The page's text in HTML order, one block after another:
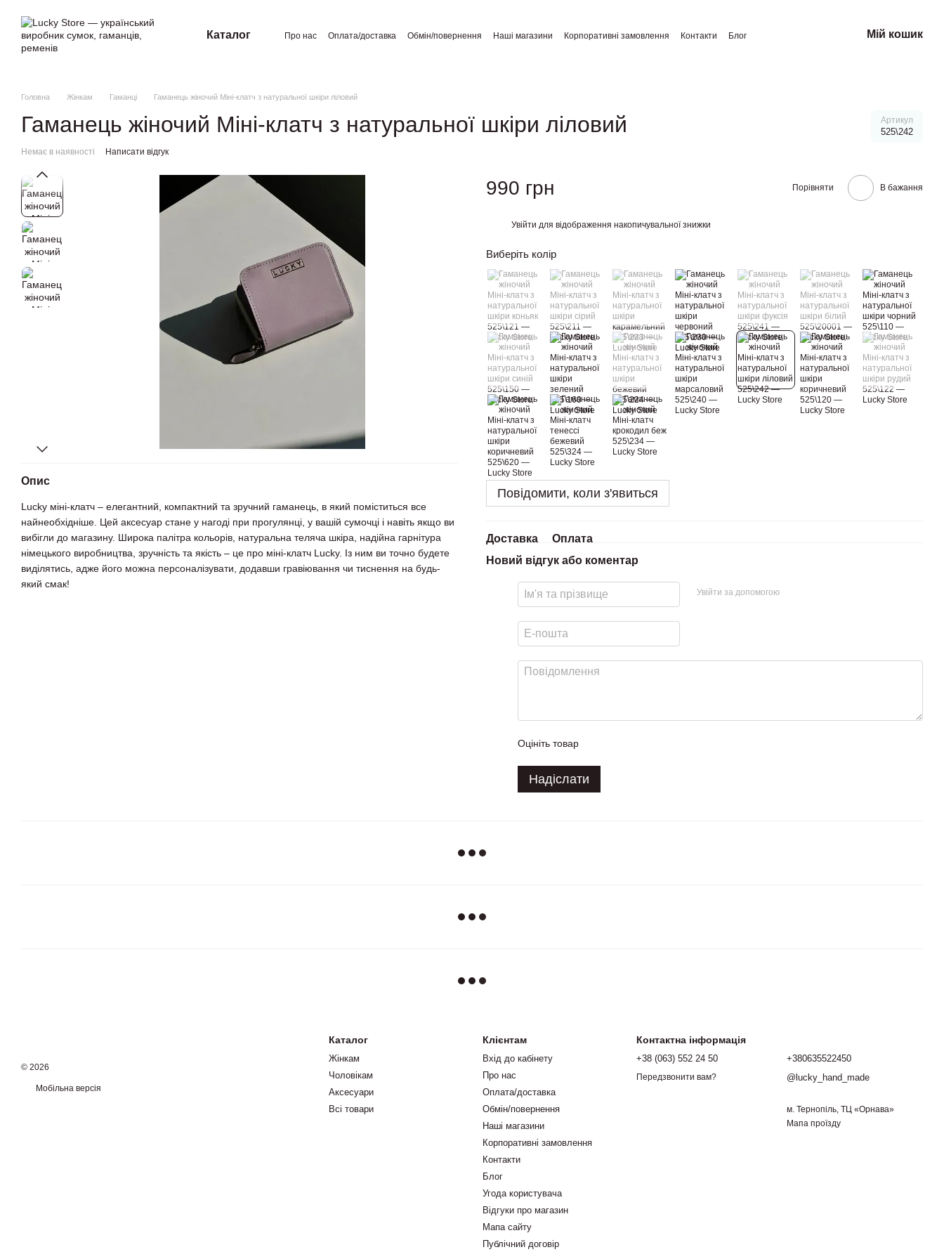
Каталог Про нас Оплата/доставка Обмін/повернення Наші магазини Корпоративні замовлення Контакти
Блог
Мій кошик
Головна Жінкам Гаманці Гаманець жіночий Міні-клатч з натуральної шкіри ліловий
Гаманець жіночий Міні-клатч з натуральної шкіри ліловий Артикул
525\242
Немає в наявності Написати відгук
Опис
Lucky міні-клатч – елегантний, компактний та зручний гаманець, в який поміститься все
найнеобхідніше. Цей аксесуар стане у нагоді при прогулянці, у вашій сумочці і навіть якщо ви
вибігли до магазину. Широка палітра кольорів, натуральна теляча шкіра, надійна гарнітура
німецького виробництва, зручність та якість – це про міні-клатч Lucky. Із ним ви точно будете
виділятись, адже його можна персоналізувати, додавши гравіювання чи тиснення на будь-
який смак!
990 грн Порівняти В бажання
Увійти для відображення накопичувальної знижки
Виберіть колір
Повідомити, коли з'явиться
Доставка
Оплата
Новий відгук або коментар
Увійти за допомогою
Оцініть товар
Надіслати
© 2026
Мобільна версія
Каталог
Жінкам
Чоловікам
Аксесуари
Всі товари
Клієнтам
Вхід до кабінету
Про нас
Оплата/доставка
Обмін/повернення
Наші магазини
Корпоративні замовлення
Контакти
Блог
Угода користувача
Відгуки про магазин
Мапа сайту
Публічний договір
Контактна інформація
+38 (063) 552 24 50
Передзвонити вам?
+380635522450
@lucky_hand_made
м. Тернопіль, ТЦ «Орнава»
Мапа проїзду